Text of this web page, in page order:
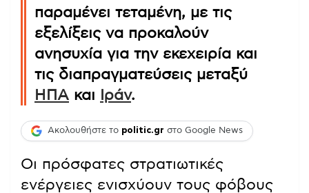
παραμένει τεταμένη, με τις
εξελίξεις να προκαλούν
ανησυχία για την εκεχειρία και
τις διαπραγματεύσεις μεταξύ
ΗΠΑ και Ιράν.
Ακολουθήστε το politic.gr στο Google News
Οι πρόσφατες στρατιωτικές
ενέργειες ενισχύουν τους φόβους